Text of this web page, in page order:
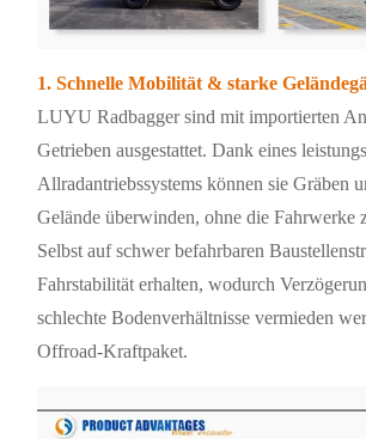
1. Schnelle Mobilität & starke
LUYU Radbagger sind mit importierten
Getrieben ausgestattet. Dank eines
Allradantriebssystems können sie Gräben
Gelände überwinden, ohne die Fahrwerke
Selbst auf schwer befahrbaren
Fahrstabilität erhalten, wodurch
schlechte Bodenverhältnisse vermieden
Offroad-Kraftpaket.